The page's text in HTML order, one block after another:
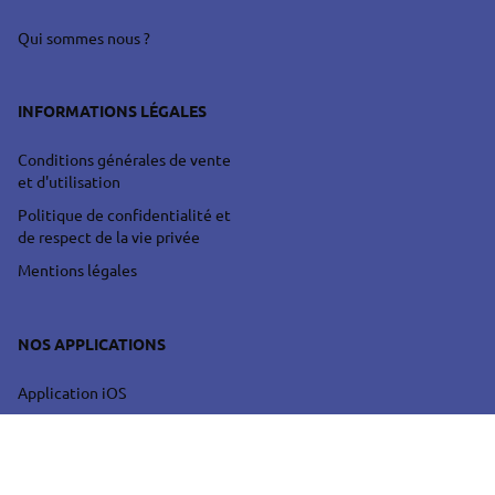
Qui sommes nous ?
INFORMATIONS LÉGALES
Conditions générales de vente
et d'utilisation
Politique de confidentialité et
de respect de la vie privée
Mentions légales
NOS APPLICATIONS
Application iOS